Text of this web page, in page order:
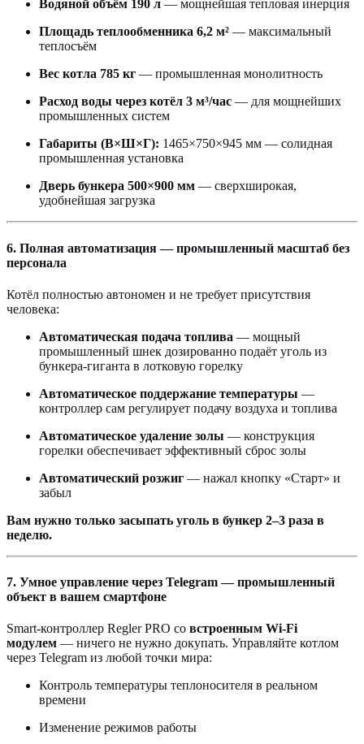
Водяной объём 190 л — мощнейшая тепловая инерция
Площадь теплообменника 6,2 м² — максимальный
теплосъём
Вес котла 785 кг — промышленная монолитность
Расход воды через котёл 3 м³/час — для мощнейших
промышленных систем
Габариты (В×Ш×Г): 1465×750×945 мм — солидная
промышленная установка
Дверь бункера 500×900 мм — сверхширокая,
удобнейшая загрузка
6. Полная автоматизация — промышленный масштаб без
персонала
Котёл полностью автономен и не требует присутствия
человека:
Автоматическая подача топлива — мощный
промышленный шнек дозированно подаёт уголь из
бункера-гиганта в лотковую горелку
Автоматическое поддержание температуры —
контроллер сам регулирует подачу воздуха и топлива
Автоматическое удаление золы — конструкция
горелки обеспечивает эффективный сброс золы
Автоматический розжиг — нажал кнопку «Старт» и
забыл
Вам нужно только засыпать уголь в бункер 2–3 раза в
неделю.
7. Умное управление через Telegram — промышленный
объект в вашем смартфоне
Smart-контроллер Regler PRO со встроенным Wi-Fi
модулем — ничего не нужно докупать. Управляйте котлом
через Telegram из любой точки мира:
Контроль температуры теплоносителя в реальном
времени
Изменение режимов работы